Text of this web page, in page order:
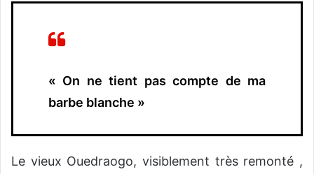
« On ne tient pas compte de ma
barbe blanche »
Le vieux Ouedraogo, visiblement très remonté ,